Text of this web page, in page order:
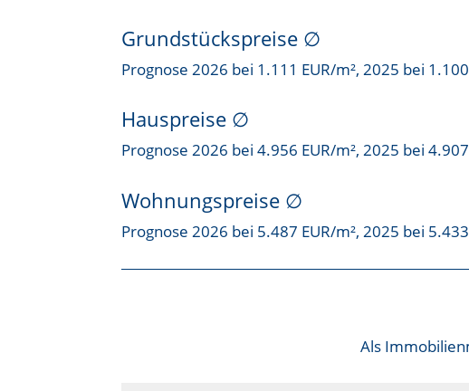
Grundstückspreise ∅
Prognose 2026 bei 1.111 EUR/m², 2025 bei
Hauspreise ∅
Prognose 2026 bei 4.956 EUR/m², 2025 bei
Wohnungspreise ∅
Prognose 2026 bei 5.487 EUR/m², 2025 bei
Als